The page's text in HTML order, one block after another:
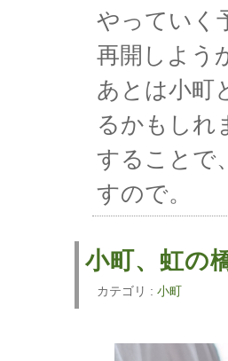
やっていく
再開しよう
あとは小町
るかもしれ
することで
すので。
小町、虹の
カテゴリ : 小町